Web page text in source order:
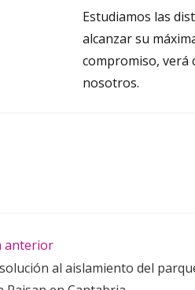
Estudiamos las
alcanzar su
compromiso, verá
nosotros.
anterior
al aislamiento del